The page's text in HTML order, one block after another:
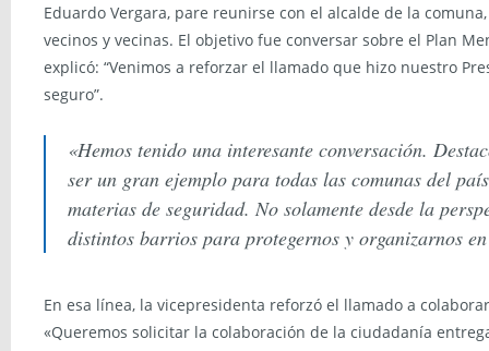
Eduardo Vergara, pare reunirse con el alcalde de la
vecinos y vecinas. El objetivo fue conversar sobre el Plan
explicó: “Venimos a reforzar el llamado que hizo nuestro
seguro”.
«Hemos tenido una interesante conversación.
ser un gran ejemplo para todas las comunas del
materias de seguridad. No solamente desde la
distintos barrios para protegernos y organizarnos
En esa línea, la vicepresidenta reforzó el llamado a
«Queremos solicitar la colaboración de la ciudadanía